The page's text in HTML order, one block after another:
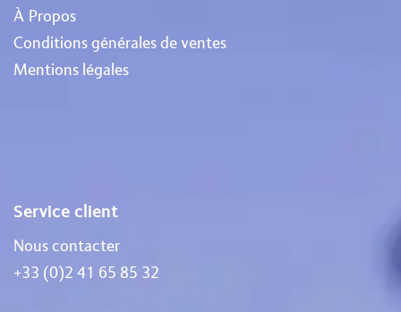
À Propos
Conditions générales de ventes
Mentions légales
Service client
Nous contacter
+33 (0)2 41 65 85 32